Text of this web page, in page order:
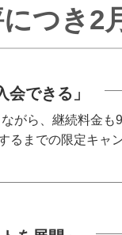
つき2
会できる」
がら、継続料金も
るまでの限定キャ